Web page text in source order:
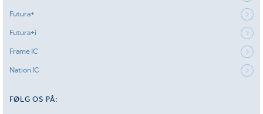
Futura+
Futura+i
Frame IC
Nation IC
FØLG OS PÅ: